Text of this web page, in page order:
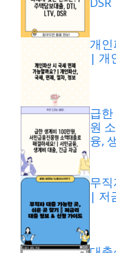
개인
| 개
급
원
융,
무
| 저